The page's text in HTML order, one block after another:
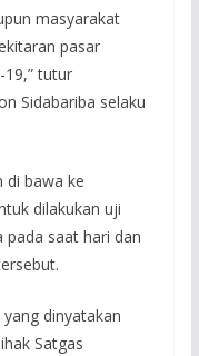
masyarakat
pasar
tutur
Sidabariba selaku
di bawa ke
dilakukan uji
saat hari dan
dinyatakan
Satgas